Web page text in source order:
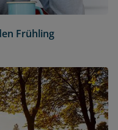
Frühling